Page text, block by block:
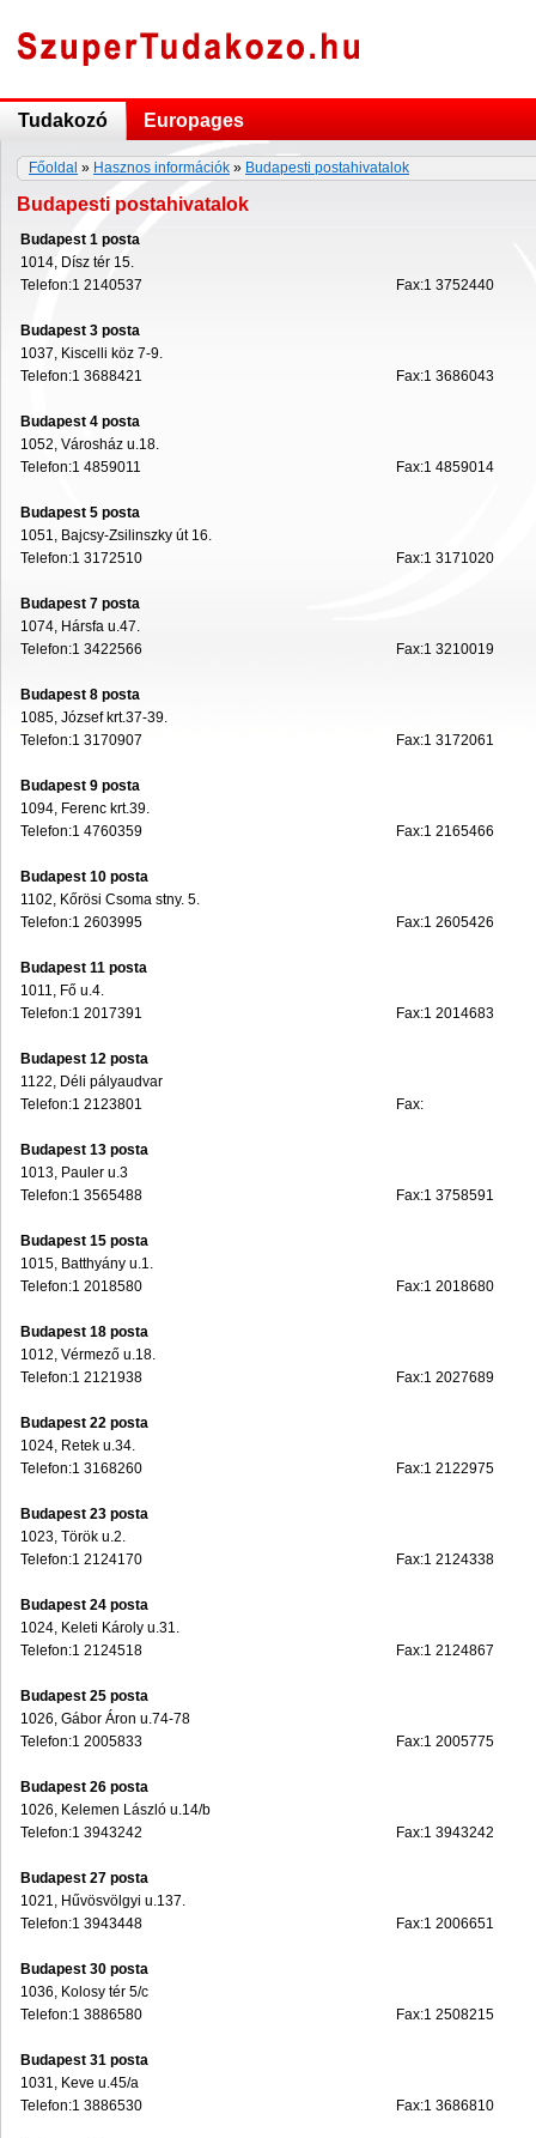
Tudakozó Europages
Főoldal » Hasznos információk » Budapesti postahivatalok
Budapesti postahivatalok
Budapest 1 posta
1014, Dísz tér 15.
Telefon:1 2140537
Fax:1 3752440
Budapest 3 posta
1037, Kiscelli köz 7-9.
Telefon:1 3688421
Fax:1 3686043
Budapest 4 posta
1052, Városház u.18.
Telefon:1 4859011
Fax:1 4859014
Budapest 5 posta
1051, Bajcsy-Zsilinszky út 16.
Telefon:1 3172510
Fax:1 3171020
Budapest 7 posta
1074, Hársfa u.47.
Telefon:1 3422566
Fax:1 3210019
Budapest 8 posta
1085, József krt.37-39.
Telefon:1 3170907
Fax:1 3172061
Budapest 9 posta
1094, Ferenc krt.39.
Telefon:1 4760359
Fax:1 2165466
Budapest 10 posta
1102, Kőrösi Csoma stny. 5.
Telefon:1 2603995
Fax:1 2605426
Budapest 11 posta
1011, Fő u.4.
Telefon:1 2017391
Fax:1 2014683
Budapest 12 posta
1122, Déli pályaudvar
Telefon:1 2123801
Fax:
Budapest 13 posta
1013, Pauler u.3
Telefon:1 3565488
Fax:1 3758591
Budapest 15 posta
1015, Batthyány u.1.
Telefon:1 2018580
Fax:1 2018680
Budapest 18 posta
1012, Vérmező u.18.
Telefon:1 2121938
Fax:1 2027689
Budapest 22 posta
1024, Retek u.34.
Telefon:1 3168260
Fax:1 2122975
Budapest 23 posta
1023, Török u.2.
Telefon:1 2124170
Fax:1 2124338
Budapest 24 posta
1024, Keleti Károly u.31.
Telefon:1 2124518
Fax:1 2124867
Budapest 25 posta
1026, Gábor Áron u.74-78
Telefon:1 2005833
Fax:1 2005775
Budapest 26 posta
1026, Kelemen László u.14/b
Telefon:1 3943242
Fax:1 3943242
Budapest 27 posta
1021, Hűvösvölgyi u.137.
Telefon:1 3943448
Fax:1 2006651
Budapest 30 posta
1036, Kolosy tér 5/c
Telefon:1 3886580
Fax:1 2508215
Budapest 31 posta
1031, Keve u.45/a
Telefon:1 3886530
Fax:1 3686810